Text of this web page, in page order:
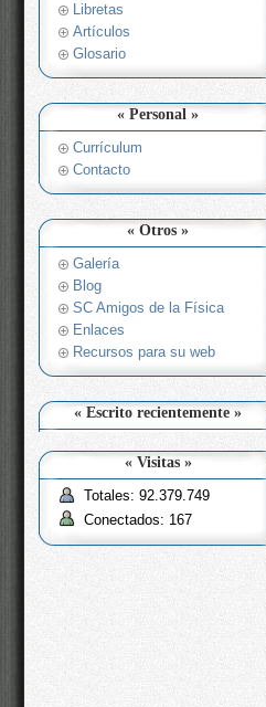
Libretas
Artículos
Glosario
« Personal »
Currículum
Contacto
« Otros »
Galería
Blog
SC Amigos de la Física
Enlaces
Recursos para su web
« Escrito recientemente »
« Visitas »
Totales: 92.379.749
Conectados: 167